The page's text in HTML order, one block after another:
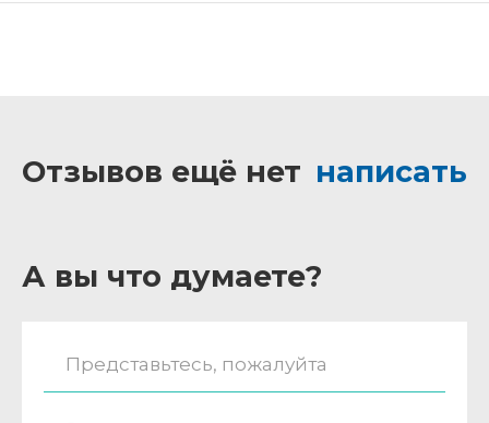
Отзывов ещё нет написать
А вы что думаете?